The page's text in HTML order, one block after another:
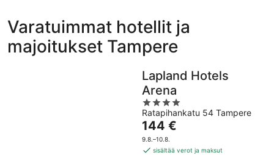
hinnat
täksi
illaksi
eli
hinnat
huomisillaksi
eli
7.8.
8.8.
7.8.
Varatuimmat hotellit ja
majoitukset Tampere
Lapland Hotels
Arena
4
out
of
5
Ratapihankatu 54 Tampere
Hinta
on
144 €
144 €
9.8.–10.8.
sisältää verot ja maksut